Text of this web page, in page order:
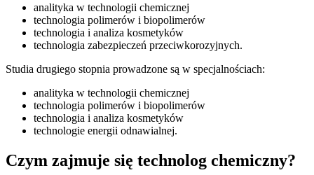
analityka w technologii chemicznej
technologia polimerów i biopolimerów
technologia i analiza kosmetyków
technologia zabezpieczeń przeciwkorozyjnych.
Studia drugiego stopnia prowadzone są w specjalnościach:
analityka w technologii chemicznej
technologia polimerów i biopolimerów
technologia i analiza kosmetyków
technologie energii odnawialnej.
Czym zajmuje się technolog chemiczny?